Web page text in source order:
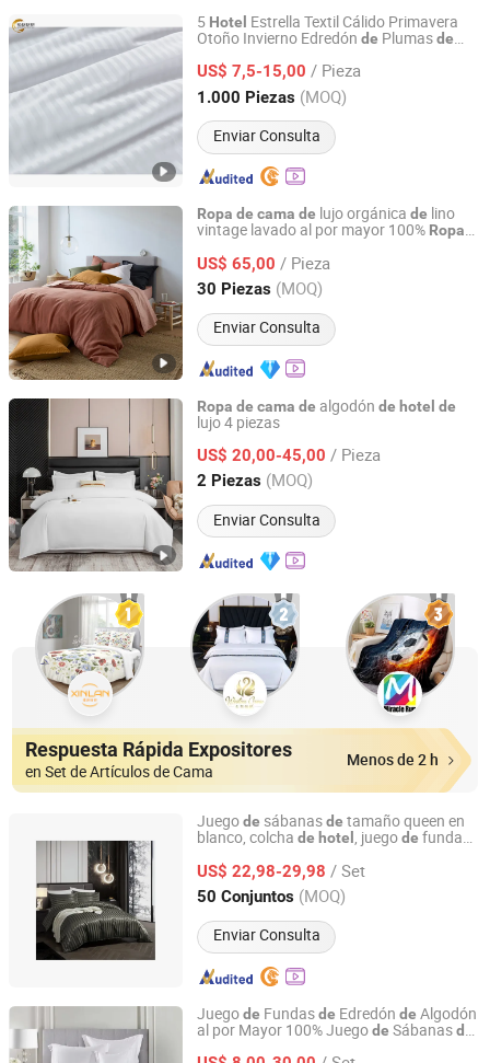
5 Hotel Estrella Textil Cálido Primavera
Otoño Invierno Edredón de Plumasde
US$ 7,5-15,00 / Pieza
1.000 Piezas (MOQ)
Enviar Consulta
Qingdao Chifang Textile and Industry Co., Ltd.
Shandong, China Desde 2020
Ropa de cama de lujo orgánica de lino
vintage lavado al por mayor 100% Ropa
estrella 5
US$ 65,00 / Pieza
30 Piezas (MOQ)
Enviar Consulta
Hebei Lanyou Technology Co., Ltd.
Hebei, China Desde 2026
Ropa de cama de algodón de hotel de
lujo 4 piezas
US$ 20,00-45,00 / Pieza
2 Piezas (MOQ)
Enviar Consulta
Shenzhen Sachikoo Yongfa Technology Co., Ltd.
Guangdong, China Desde 2024
Respuesta Rápida Expositores
en Set de Artículos de Cama
Menos de 2 h
Juegode sábanasde tamaño queen en
blanco, colcha de hotel , juegode funda
hoteles
US$ 22,98-29,98 / Set
50 Conjuntos (MOQ)
Enviar Consulta
QINGDAO SENZHENG IMPORT&EXPORT CO., LTD
Shandong, China Desde 2024
Juegode Fundasde Edredón de Algodón
al por Mayor 100% Juegode Sábanasde
Laiwu Trustworthy Import and Export Co., Ltd.